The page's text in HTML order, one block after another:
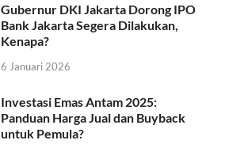
Gubernur DKI Jakarta Dorong IPO
Bank Jakarta Segera Dilakukan,
Kenapa?
6 Januari 2026
Investasi Emas Antam 2025:
Panduan Harga Jual dan Buyback
untuk Pemula?